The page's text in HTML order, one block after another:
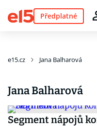
Předplatné
e15.cz Jana Balharová
Jana Balharová
Segment nápojů